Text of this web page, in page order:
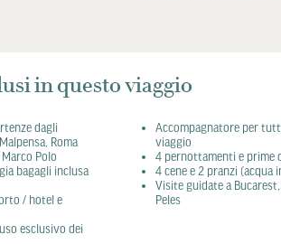
in questo viaggio
dagli
Roma
Polo
bagagli inclusa
/ hotel e
esclusivo dei
Accompagnatore per
viaggio
4 pernottamenti e prime
4 cene e 2 pranzi (acqua
Visite guidate a
Peles